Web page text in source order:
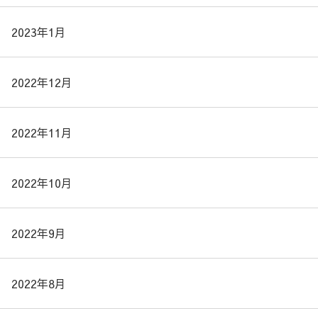
2023年1月
2022年12月
2022年11月
2022年10月
2022年9月
2022年8月